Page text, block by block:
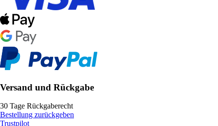
Versand und Rückgabe
30 Tage Rückgaberecht
Bestellung zurückgeben
Trustpilot